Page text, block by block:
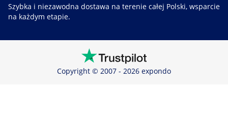
Szybka i niezawodna dostawa na terenie całej Polski, wsparcie
na każdym etapie.
Copyright © 2007 - 2026 expondo